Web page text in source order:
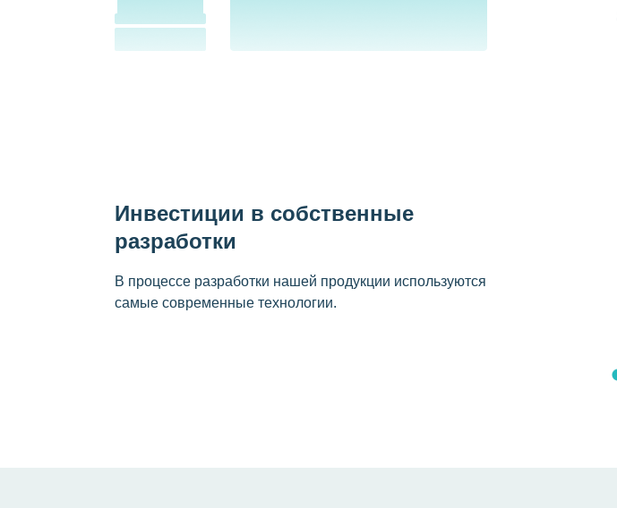
Инвестиции в собственные
разработки
В процессе разработки нашей продукции используются
самые современные технологии.